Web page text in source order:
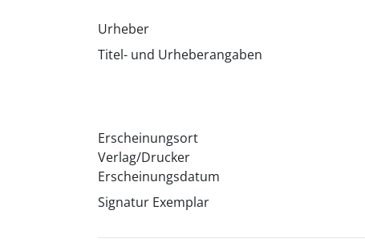
Urheber
Titel- und Urheberangaben
Erscheinungsort
Verlag/Drucker
Erscheinungsdatum
Signatur Exemplar